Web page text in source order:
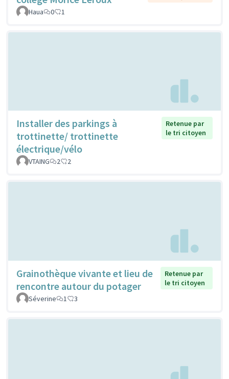
Haua
0 1
Installer des parkings à
trottinette/ trottinette
électrique/vélo
Retenue par
le tri citoyen
VTAING 2 2
Grainothèque vivante et lieu de
rencontre autour du potager
Retenue par
le tri citoyen
Séverine
1 3